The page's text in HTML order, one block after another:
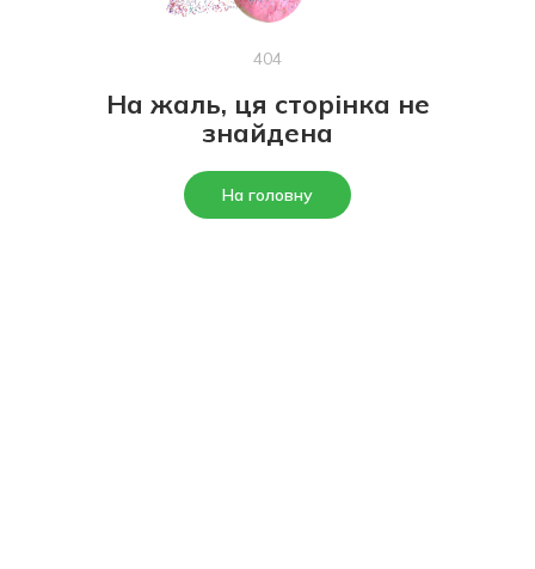
404
На жаль, ця сторінка не
знайдена
На головну